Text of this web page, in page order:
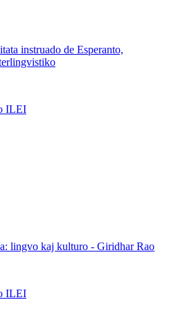
instruado de Esperanto,
ILEI
lingvo kaj kulturo - Giridhar Rao
ILEI